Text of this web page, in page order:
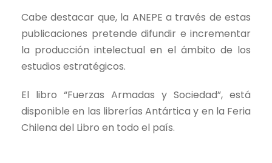
Cabe destacar que, la ANEPE a través de estas
publicaciones pretende difundir e incrementar
la producción intelectual en el ámbito de los
estudios estratégicos.
El libro “Fuerzas Armadas y Sociedad”, está
disponible en las librerías Antártica y en la Feria
Chilena del Libro en todo el país.